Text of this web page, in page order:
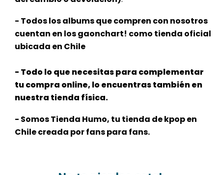
- Todos los albums que compren con nosotros
cuentan en los gaonchart! como tienda oficial
ubicada en Chile
- Todo lo que necesitas para complementar
tu compra online, lo encuentras también en
nuestra tienda física.
- Somos Tienda Humo, tu tienda de kpop en
Chile creada por fans para fans.